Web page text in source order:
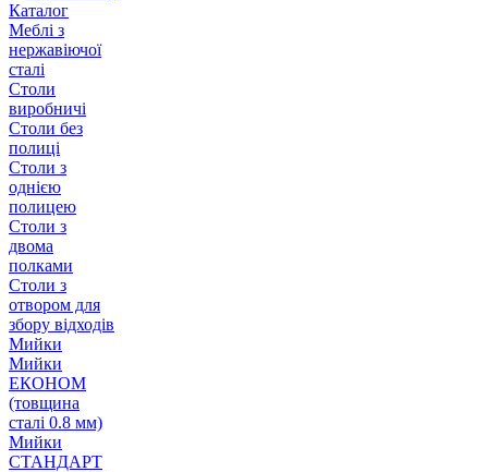
Каталог
Меблі з
нержавіючої
сталі
Столи
виробничі
Столи без
полиці
Столи з
однією
полицею
Столи з
двома
полками
Столи з
отвором для
збору відходів
Мийки
Мийки
ЕКОНОМ
(товщина
сталі 0.8 мм)
Мийки
СТАНДАРТ